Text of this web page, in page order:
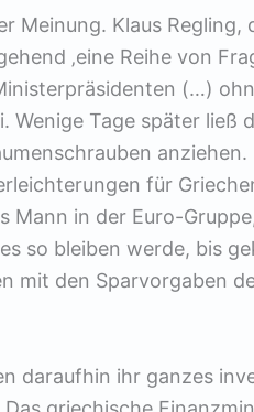
Meinung. Klaus Regling,
‚eine Reihe von
(…)
Tage später ließ
anziehen.
für
Mann in der Euro-
so bleiben werde, bis
mit den Sparvorgaben
daraufhin ihr ganzes